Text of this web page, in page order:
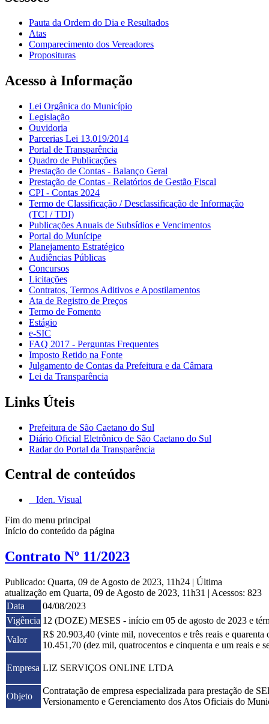
Pauta da Ordem do Dia e Resultados
Atas
Comparecimento dos Vereadores
Proposituras
Acesso à Informação
Lei Orgânica do Município
Legislação
Ouvidoria
Parcerias Lei 13.019/2014
Portal de Transparência
Quadro de Publicações
Prestação de Contas - Balanço Geral
Prestação de Contas - Relatórios de Gestão Fiscal
CPI - Contas 2024
Termo de Classificação / Desclassificação de Informação
(TCI / TDI)
Publicações Anuais de Subsídios e Vencimentos
Portal do Munícipe
Planejamento Estratégico
Audiências Públicas
Concursos
Licitações
Contratos, Termos Aditivos e Apostilamentos
Ata de Registro de Preços
Termo de Fomento
Estágio
e-SIC
FAQ 2017 - Perguntas Frequentes
Imposto Retido na Fonte
Julgamento de Contas da Prefeitura e da Câmara
Lei da Transparência
Links Úteis
Prefeitura de São Caetano do Sul
Diário Oficial Eletrônico de São Caetano do Sul
Radar do Portal da Transparência
Central de conteúdos
Iden. Visual
Fim do menu principal
Início do conteúdo da página
Contrato Nº 11/2023
Publicado: Quarta, 09 de Agosto de 2023, 11h24 | Última
atualização em Quarta, 09 de Agosto de 2023, 11h31 | Acessos: 823
Data
04/08/2023
Vigência 12 (DOZE) MESES - início em 05 de agosto de 2023 e
Valor
R$ 20.903,40 (vinte mil, novecentos e três reais e
10.451,70 (dez mil, quatrocentos e cinquenta e um reais e
Empresa LIZ SERVIÇOS ONLINE LTDA
Objeto
Contratação de empresa especializada para prestação
Versionamento e Gerenciamento dos Atos Oficiais do